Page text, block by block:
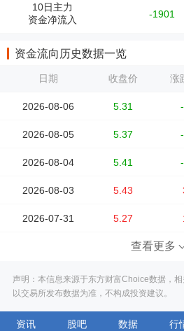
10日主力
资金净流入
-1901
资金流向历史数据一览
日期 收盘价 涨
2026-08-06 5.31
2026-08-05 5.37
2026-08-04 5.41
2026-08-03 5.43
2026-07-31 5.27
查看更多
声明：本信息来源于东方财富Choice数据，
以交易所发布数据为准，不构成投资建议。
资讯 股吧 数据 行